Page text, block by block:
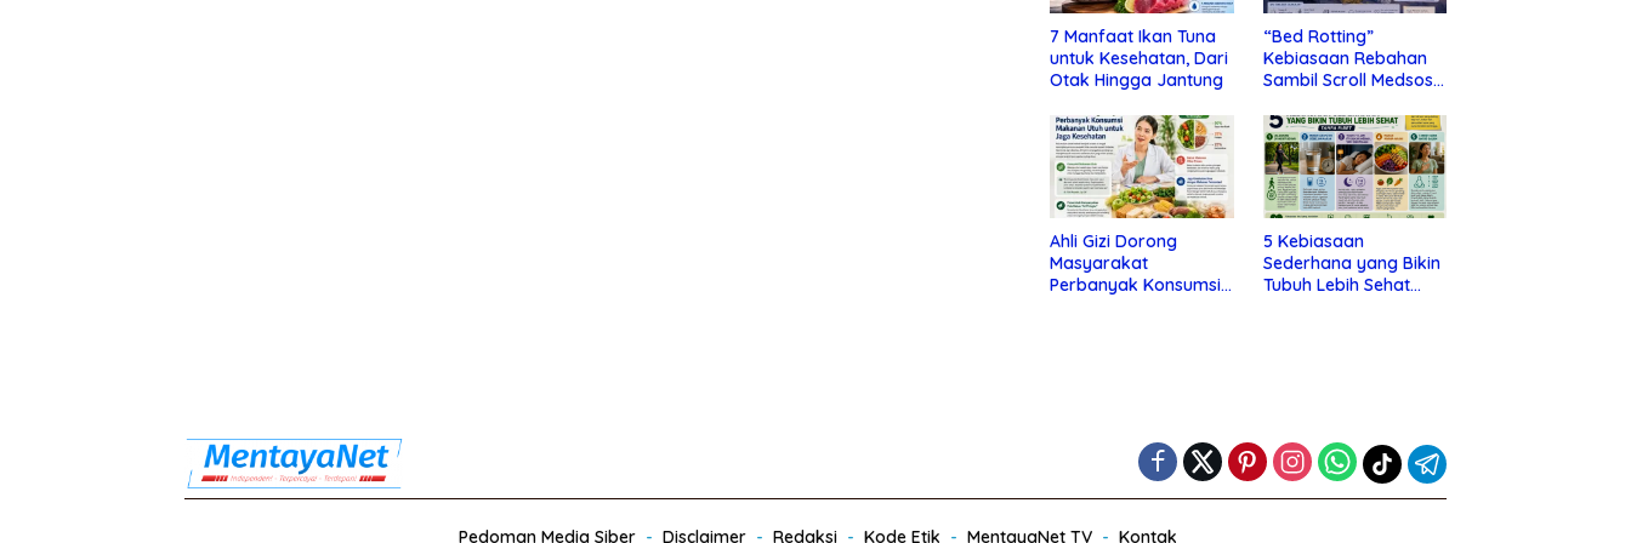
7 Manfaat Ikan Tuna
untuk Kesehatan, Dari
Otak Hingga Jantung
“Bed Rotting”
Kebiasaan Rebahan
Sambil Scroll Medsos
Depresi
Ahli Gizi Dorong
Masyarakat
Perbanyak Konsumsi
5 Kebiasaan
Sederhana yang Bikin
Tubuh Lebih Sehat
Pedoman Media Siber Disclaimer Redaksi Kode Etik MentayaNet TV Kontak